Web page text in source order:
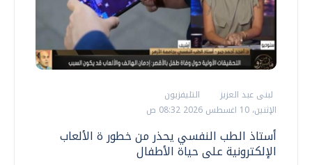
لبنى عبد العزيز
التليفزيون
الإثنين، 10 اغسطس 2026 08:32 ص
أستاذ الطب النفسي يحذر من خطور ة الألعاب
الإلكترونية على حياة الأطفال